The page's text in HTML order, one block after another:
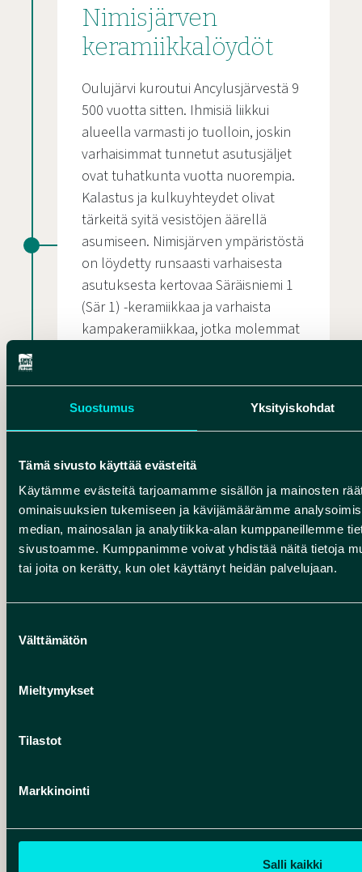
Suostumus Yksityiskohdat
Tämä sivusto käyttää evästeitä
Käytämme evästeitä tarjoamamme sisällön ja mainosten
ominaisuuksien tukemiseen ja kävijämäärämme
median, mainosalan ja analytiikka-alan kumppaneillemme
sivustoamme. Kumppanimme voivat yhdistää näitä tietoja
tai joita on kerätty, kun olet käyttänyt heidän palvelujaan.
valinta
Välttämätön
Mieltymykset
Tilastot
Markkinointi
Salli kaikki
Nimisjärven
keramiikkalöydöt
Oulujärvi kuroutui Ancylusjärvestä 9
500 vuotta sitten. Ihmisiä liikkui
alueella varmasti jo tuolloin, joskin
varhaisimmat tunnetut asutusjäljet
ovat tuhatkunta vuotta nuorempia.
Kalastus ja kulkuyhteydet olivat
tärkeitä syitä vesistöjen äärellä
asumiseen. Nimisjärven ympäristöstä
on löydetty runsaasti varhaisesta
asutuksesta kertovaa Säräisniemi 1
(Sär 1) -keramiikkaa ja varhaista
kampakeramiikkaa, jotka molemmat
Säräisniemi 2 (Sär 2) -keramiikkaa.
jäänyt Oulujärven pinnan alle.
Maankohoaminen on nopeampaa
Vaalankurkussa kuin järven
itäosissa, minkä vuoksi ranta on
noussut useita metrejä
kuroutumisen jälkeen.
VUOTTA SITTEN